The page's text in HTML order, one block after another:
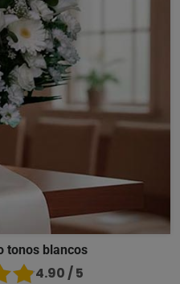
tonos blancos
4.90 / 5